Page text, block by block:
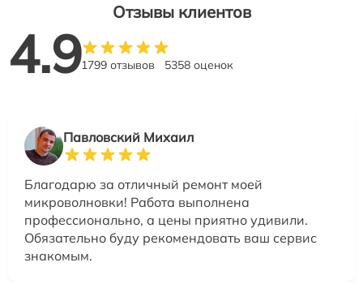
Отзывы клиентов
4.91799 отзывов 5358 оценок
Павловский Михаил
Благодарю за отличный ремонт моей
микроволновки! Работа выполнена
профессионально, а цены приятно удивили.
Обязательно буду рекомендовать ваш сервис
знакомым.